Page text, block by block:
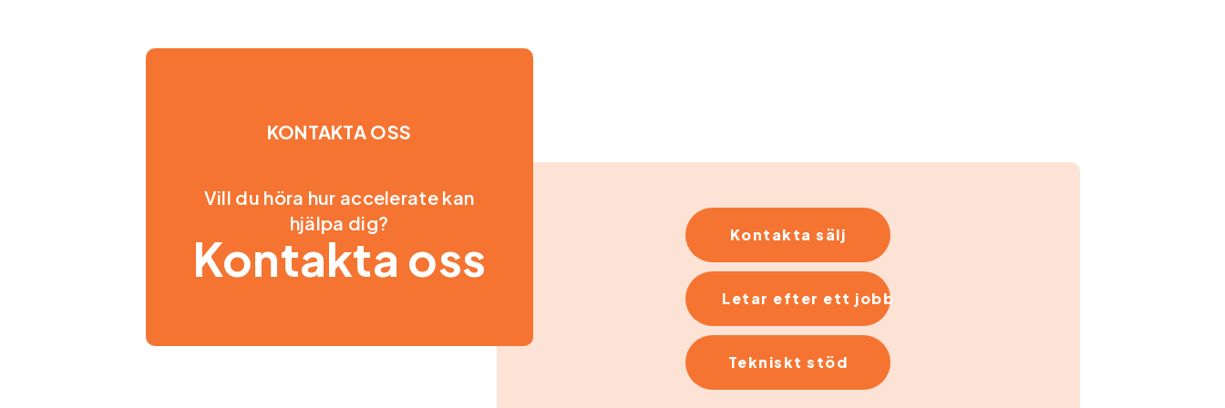
KONTAKTA OSS
Vill du höra hur accelerate kan
hjälpa dig?
Kontakta oss Kontakta sälj
Letar efter ett jobb
Tekniskt stöd